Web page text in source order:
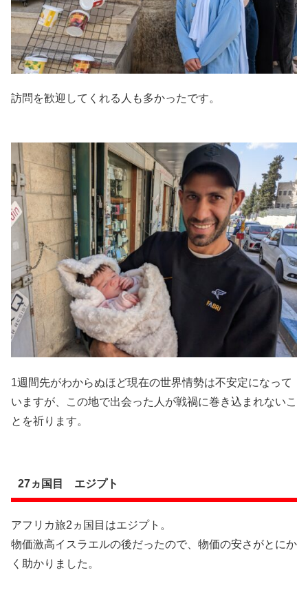
訪問を歓迎してくれる人も多かったです。
1週間先がわからぬほど現在の世界情勢は不安定になって
いますが、この地で出会った人が戦禍に巻き込まれないこ
とを祈ります。
27ヵ国目 エジプト
アフリカ旅2ヵ国目はエジプト。
物価激高イスラエルの後だったので、物価の安さがとにか
く助かりました。